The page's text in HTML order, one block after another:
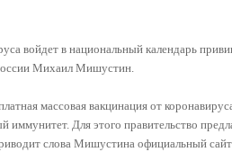
войдет в национальный календарь
Михаил Мишустин.
массовая вакцинация от
иммунитет. Для этого правительство
слова Мишустина официальный